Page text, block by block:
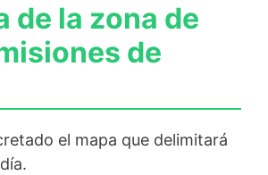
de la zona de
de
el mapa que delimitará